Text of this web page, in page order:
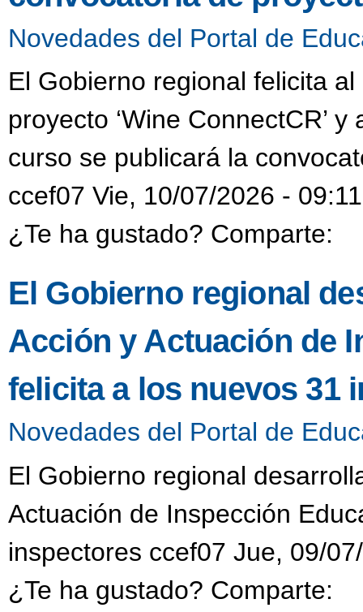
Novedades del Portal de
El Gobierno regional felicita al
proyecto ‘Wine ConnectCR’
curso se publicará la
ccef07 Vie, 10/07/2026 - 09:11
¿Te ha gustado? Comparte:
El Gobierno regional
Acción y Actuación de
felicita a los nuevos 31
Novedades del Portal de
El Gobierno regional
Actuación de Inspección
inspectores ccef07 Jue, 09/
¿Te ha gustado? Comparte: